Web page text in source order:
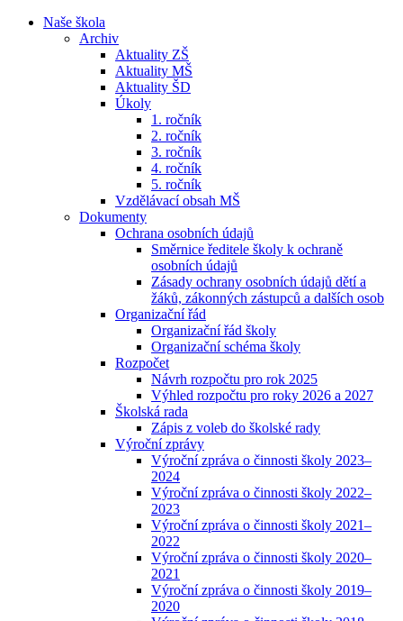
Naše škola
Archiv
Aktuality ZŠ
Aktuality MŠ
Aktuality ŠD
Úkoly
1. ročník
2. ročník
3. ročník
4. ročník
5. ročník
Vzdělávací obsah MŠ
Dokumenty
Ochrana osobních údajů
Směrnice ředitele školy k ochraně
osobních údajů
Zásady ochrany osobních údajů dětí a
žáků, zákonných zástupců a dalších osob
Organizační řád
Organizační řád školy
Organizační schéma školy
Rozpočet
Návrh rozpočtu pro rok 2025
Výhled rozpočtu pro roky 2026 a 2027
Školská rada
Zápis z voleb do školské rady
Výroční zprávy
Výroční zpráva o činnosti školy 2023–
2024
Výroční zpráva o činnosti školy 2022–
2023
Výroční zpráva o činnosti školy 2021–
2022
Výroční zpráva o činnosti školy 2020–
2021
Výroční zpráva o činnosti školy 2019–
2020